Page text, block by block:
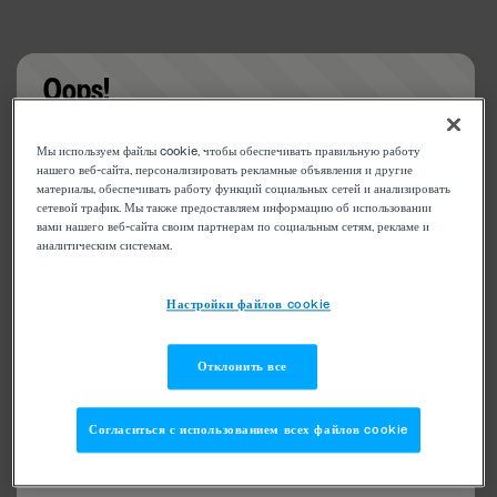
Oops!
Something went wrong. Please try refreshing the
app
Мы используем файлы cookie, чтобы обеспечивать правильную работу
нашего веб-сайта, персонализировать рекламные объявления и другие
материалы, обеспечивать работу функций социальных сетей и анализировать
сетевой трафик. Мы также предоставляем информацию об использовании
вами нашего веб-сайта своим партнерам по социальным сетям, рекламе и
аналитическим системам.
Настройки файлов cookie
Отклонить все
Согласиться с использованием всех файлов cookie